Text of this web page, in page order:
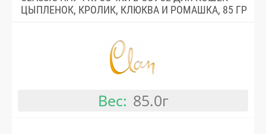
ЦЫПЛЕНОК, КРОЛИК, КЛЮКВА И РОМАШКА, 85 ГР
Вес: 85.0г